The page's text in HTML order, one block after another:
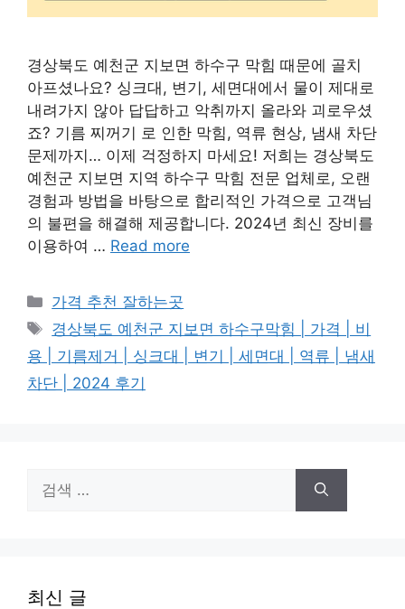
경상북도 예천군 지보면 하수구 막힘 때문에 골치
아프셨나요? 싱크대, 변기, 세면대에서 물이 제대로
내려가지 않아 답답하고 악취까지 올라와 괴로우셨
죠? 기름 찌꺼기 로 인한 막힘, 역류 현상, 냄새 차단
문제까지… 이제 걱정하지 마세요! 저희는 경상북도
예천군 지보면 지역 하수구 막힘 전문 업체로, 오랜
경험과 방법을 바탕으로 합리적인 가격으로 고객님
의 불편을 해결해 제공합니다. 2024년 최신 장비를
이용하여 … Read more
카
테
고
리
가격 추천 잘하는곳
태
그
경상북도 예천군 지보면 하수구막힘 | 가격 | 비
용 | 기름제거 | 싱크대 | 변기 | 세면대 | 역류 | 냄새
차단 | 2024 후기
색:
최신 글